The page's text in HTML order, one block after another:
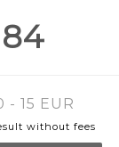
- 15 EUR
without fees